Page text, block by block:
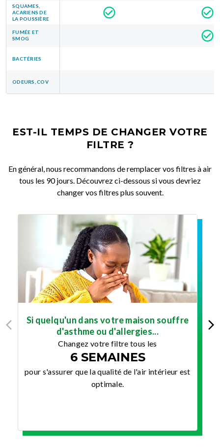
SQUAMES,
ACARIENS DE
LA POUSSIÈRE
FUMÉE ET
SMOG
BACTÉRIES
ODEURS, COV
EST-IL TEMPS DE CHANGER VOTRE
FILTRE ?
En général, nous recommandons de remplacer vos filtres à air
tous les 90 jours. Découvrez ci-dessous si vous devriez
changer vos filtres plus souvent.
Si quelqu'un dans votre maison souffre
d'asthme ou d'allergies...
Changez votre filtre tous les
6 SEMAINES
pour s'assurer que la qualité de l'air intérieur est
optimale.